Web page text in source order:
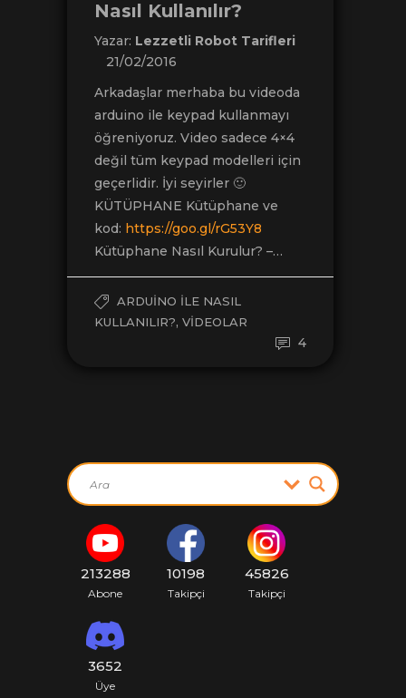
Nasıl Kullanılır?
Yazar: Lezzetli Robot Tarifleri
21/02/2016
Arkadaşlar merhaba bu videoda
arduino ile keypad kullanmayı
öğreniyoruz. Video sadece 4×4
değil tüm keypad modelleri için
geçerlidir. İyi seyirler 🙂
KÜTÜPHANE Kütüphane ve
kod: https://goo.gl/rG53Y8
Kütüphane Nasıl Kurulur? –…
ARDUINO ILE NASIL
KULLANILIR?, VIDEOLAR
4
213288
Abone
10198
Takipçi
45826
Takipçi
3652
Üye